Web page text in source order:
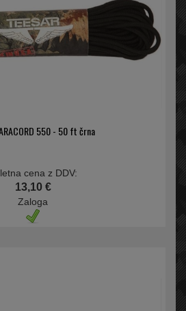
550 - 50 ft črna
cena z DDV:
13,10 €
Zaloga